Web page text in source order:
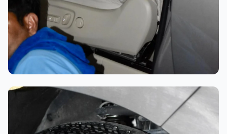
تلميع احترافي